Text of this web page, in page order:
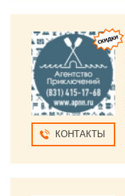
КОНТАКТЫ